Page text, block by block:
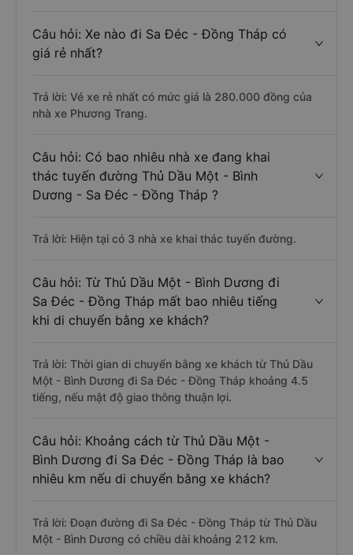
Câu hỏi: Xe nào đi Sa Đéc - Đồng Tháp có
giá rẻ nhất?
Trả lời: Vé xe rẻ nhất có mức giá là 280.000 đồng của
nhà xe Phương Trang.
Câu hỏi: Có bao nhiêu nhà xe đang khai
thác tuyến đường Thủ Dầu Một - Bình
Dương - Sa Đéc - Đồng Tháp ?
Trả lời: Hiện tại có 3 nhà xe khai thác tuyến đường.
Câu hỏi: Từ Thủ Dầu Một - Bình Dương đi
Sa Đéc - Đồng Tháp mất bao nhiêu tiếng
khi di chuyển bằng xe khách?
Trả lời: Thời gian di chuyển bằng xe khách từ Thủ Dầu
Một - Bình Dương đi Sa Đéc - Đồng Tháp khoảng 4.5
tiếng, nếu mật độ giao thông thuận lợi.
Câu hỏi: Khoảng cách từ Thủ Dầu Một -
Bình Dương đi Sa Đéc - Đồng Tháp là bao
nhiêu km nếu di chuyển bằng xe khách?
Trả lời: Đoạn đường đi Sa Đéc - Đồng Tháp từ Thủ Dầu
Một - Bình Dương có chiều dài khoảng 212 km.